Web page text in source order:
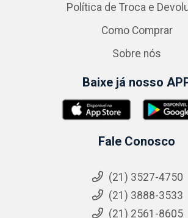
Política de Troca e
Como Comprar
Sobre nós
Baixe já nosso
Fale Conosco
(21) 3527-4750
(21) 3888-3533
(21) 2561-8605